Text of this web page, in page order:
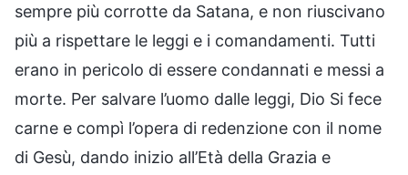
sempre più corrotte da Satana, e non riuscivano
più a rispettare le leggi e i comandamenti. Tutti
erano in pericolo di essere condannati e messi a
morte. Per salvare l’uomo dalle leggi, Dio Si fece
carne e compì l’opera di redenzione con il nome
di Gesù, dando inizio all’Età della Grazia e